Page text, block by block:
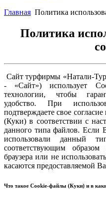
Главная Политика
Политика
Сайт турфирмы «Натали-
- «Сайт») использует
технологии, чтобы
удобство. При
подтверждаете свое
(Куки) в соответствии с
данного типа файлов.
использовали данный
соответствующим образом
браузера или не
касаются предоставляемой
Что такое Cookie-файлы (Куки) и в